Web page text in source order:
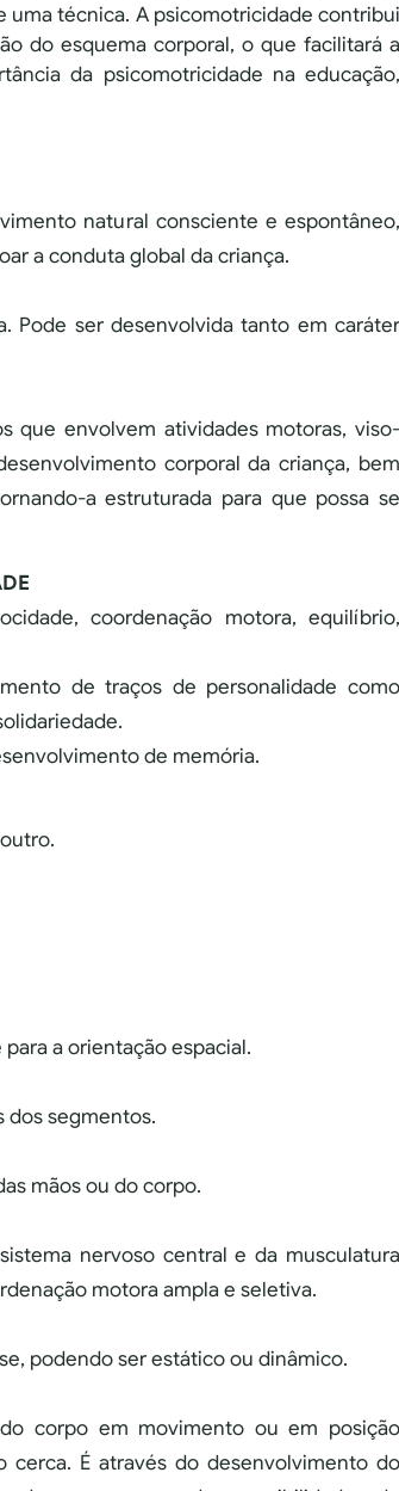
uma técnica. A psicomotricidade contribui
do esquema corporal, o que facilitará a
da psicomotricidade na educação,
natural consciente e espontâneo,
a conduta global da criança.
Pode ser desenvolvida tanto em caráter
que envolvem atividades motoras, viso-
corporal da criança, bem
a estruturada para que possa se
coordenação motora, equilíbrio,
de traços de personalidade como
de memória.
a orientação espacial.
dos segmentos.
mãos ou do corpo.
nervoso central e da musculatura
motora ampla e seletiva.
podendo ser estático ou dinâmico.
corpo em movimento ou em posição
É através do desenvolvimento do